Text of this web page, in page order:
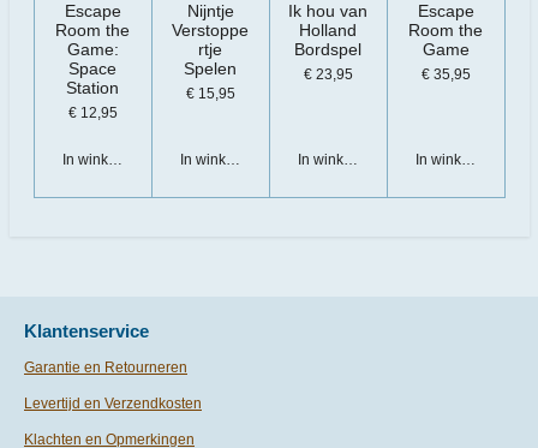
Escape
Room the
Game:
Space
Station
€ 12,95
In winkelwagen
Nijntje
Verstoppe
rtje
Spelen
€ 15,95
In winkelwagen
Ik hou van
Holland
Bordspel
€ 23,95
In winkelwagen
Escape
Room the
Game
€ 35,95
In winkelwagen
Klantenservice
Garantie en Retourneren
Levertijd en Verzendkosten
Klachten en Opmerkingen